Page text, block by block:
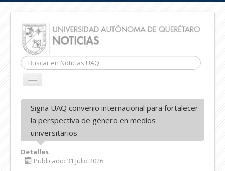
Buscar...
CAMBIAR
INICIO
Signa UAQ convenio internacional para fortalecer
la perspectiva de género en medios
universitarios
Detalles
Publicado: 31 Julio 2026